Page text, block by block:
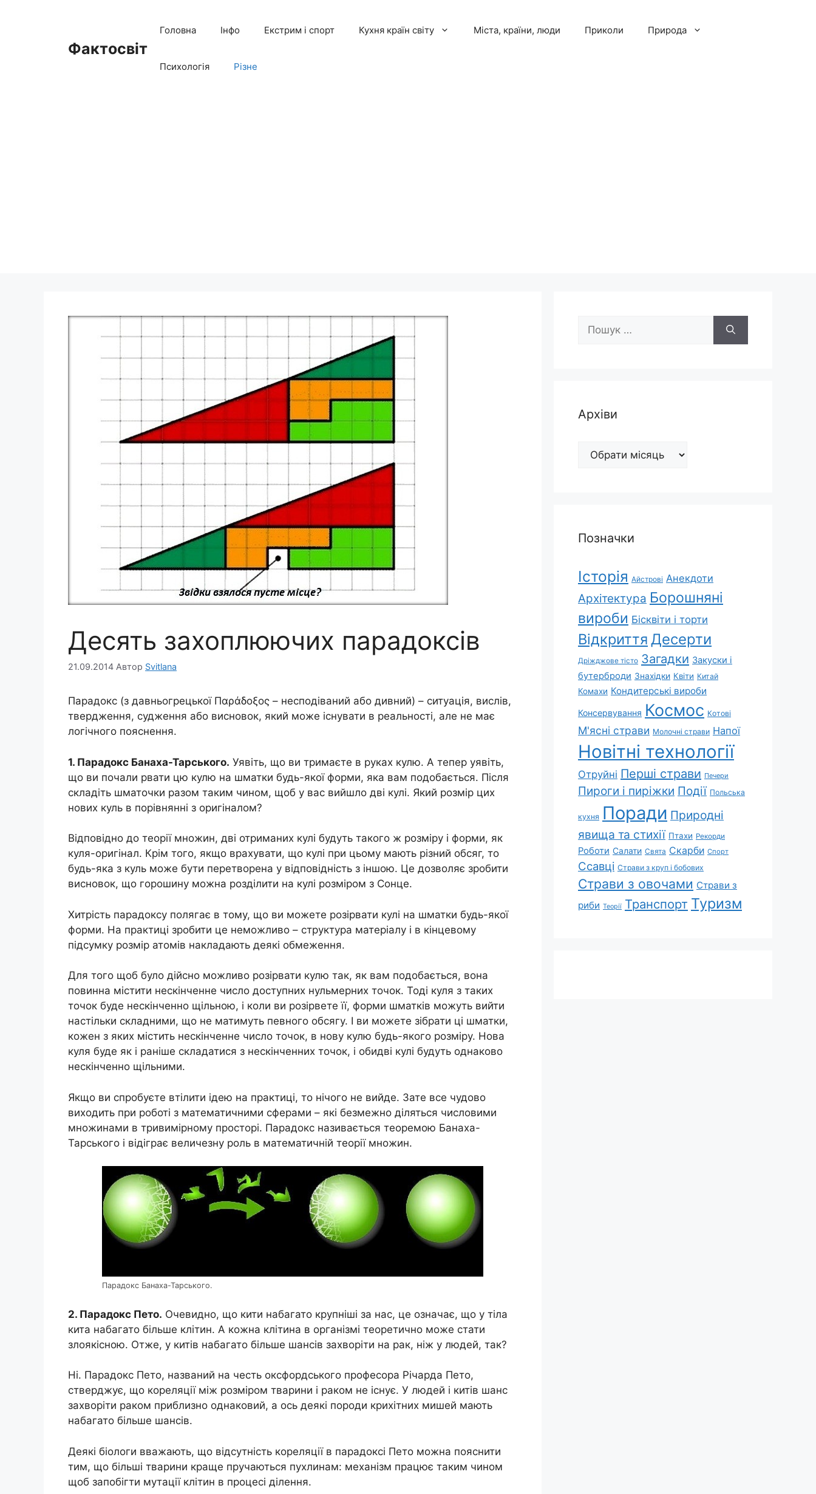
Фактосвіт
Головна Інфо Екстрим і спорт Кухня країн світу Міста, країни, люди Приколи Природа
Психологія Різне
Десять захоплюючих парадоксів
21.09.2014 Автор Svitlana
Парадокс (з давньогрецької Παράδοξος – несподіваний або дивний) – ситуація, вислів,
твердження, судження або висновок, який може існувати в реальності, але не має
логічного пояснення.
1. Парадокс Банаха-Тарського. Уявіть, що ви тримаєте в руках кулю. А тепер уявіть,
що ви почали рвати цю кулю на шматки будь-якої форми, яка вам подобається. Після
складіть шматочки разом таким чином, щоб у вас вийшло дві кулі. Який розмір цих
нових куль в порівнянні з оригіналом?
Відповідно до теорії множин, дві отриманих кулі будуть такого ж розміру і форми, як
куля-оригінал. Крім того, якщо врахувати, що кулі при цьому мають різний обсяг, то
будь-яка з куль може бути перетворена у відповідність з іншою. Це дозволяє зробити
висновок, що горошину можна розділити на кулі розміром з Сонце.
Хитрість парадоксу полягає в тому, що ви можете розірвати кулі на шматки будь-якої
форми. На практиці зробити це неможливо – структура матеріалу і в кінцевому
підсумку розмір атомів накладають деякі обмеження.
Для того щоб було дійсно можливо розірвати кулю так, як вам подобається, вона
повинна містити нескінченне число доступних нульмерних точок. Тоді куля з таких
точок буде нескінченно щільною, і коли ви розірвете її, форми шматків можуть вийти
настільки складними, що не матимуть певного обсягу. І ви можете зібрати ці шматки,
кожен з яких містить нескінченне число точок, в нову кулю будь-якого розміру. Нова
куля буде як і раніше складатися з нескінченних точок, і обидві кулі будуть однаково
нескінченно щільними.
Якщо ви спробуєте втілити ідею на практиці, то нічого не вийде. Зате все чудово
виходить при роботі з математичними сферами – які безмежно діляться числовими
множинами в тривимірному просторі. Парадокс називається теоремою Банаха-
Тарського і відіграє величезну роль в математичній теорії множин.
Парадокс Банаха-Тарського.
2. Парадокс Пето. Очевидно, що кити набагато крупніші за нас, це означає, що у тіла
кита набагато більше клітин. А кожна клітина в організмі теоретично може стати
злоякісною. Отже, у китів набагато більше шансів захворіти на рак, ніж у людей, так?
Ні. Парадокс Пето, названий на честь оксфордського професора Річарда Пето,
стверджує, що кореляції між розміром тварини і раком не існує. У людей і китів шанс
захворіти раком приблизно однаковий, а ось деякі породи крихітних мишей мають
набагато більше шансів.
Деякі біологи вважають, що відсутність кореляції в парадоксі Пето можна пояснити
тим, що більші тварини краще пручаються пухлинам: механізм працює таким чином
щоб запобігти мутації клітин в процесі ділення.
Пошук:
Архіви
Архіви
Позначки
Історія Айстрові Анекдоти
Архітектура Борошняні
вироби Бісквіти і торти
Відкриття Десерти
Дріжджове тісто Загадки Закуски і
бутерброди Знахідки Квіти Китай
Комахи Кондитерські вироби
Консервування Космос Котові
М'ясні страви Молочні страви Напої
Новітні технології
Отруйні Перші страви Печери
Пироги і пиріжки Події Польська
кухня Поради Природні
явища та стихії Птахи Рекорди
Роботи Салати Свята Скарби Спорт
Ссавці Страви з круп і бобових
Страви з овочами Страви з
риби Теорії Транспорт Туризм